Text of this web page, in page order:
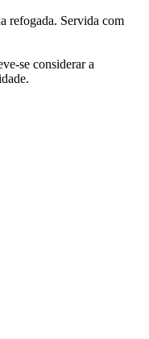
refogada. Servida com
se considerar a